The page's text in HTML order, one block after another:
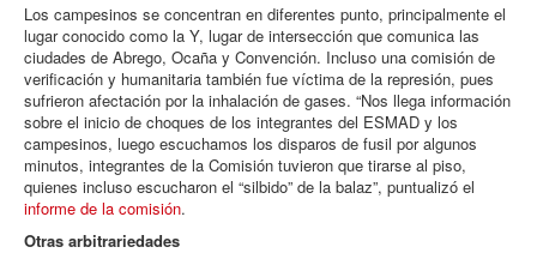
Los campesinos se concentran en diferentes punto, principalmente el
lugar conocido como la Y, lugar de intersección que comunica las
ciudades de Abrego, Ocaña y Convención. Incluso una comisión de
verificación y humanitaria también fue víctima de la represión, pues
sufrieron afectación por la inhalación de gases. “Nos llega información
sobre el inicio de choques de los integrantes del ESMAD y los
campesinos, luego escuchamos los disparos de fusil por algunos
minutos, integrantes de la Comisión tuvieron que tirarse al piso,
quienes incluso escucharon el “silbido” de la balaz”, puntualizó el
informe de la comisión.
Otras arbitrariedades